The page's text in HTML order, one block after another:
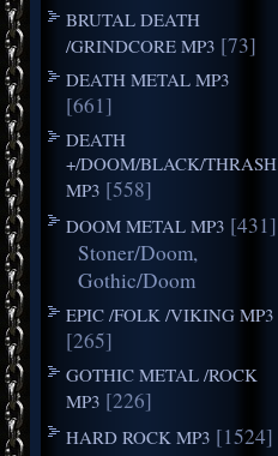
BRUTAL DEATH
/GRINDCORE MP3 [73]
DEATH METAL MP3
[661]
DEATH
+/DOOM/BLACK/THRASH
MP3 [558]
DOOM METAL MP3 [431]
Stoner/Doom,
Gothic/Doom
EPIC /FOLK /VIKING MP3
[265]
GOTHIC METAL /ROCK
MP3 [226]
HARD ROCK MP3 [1524]